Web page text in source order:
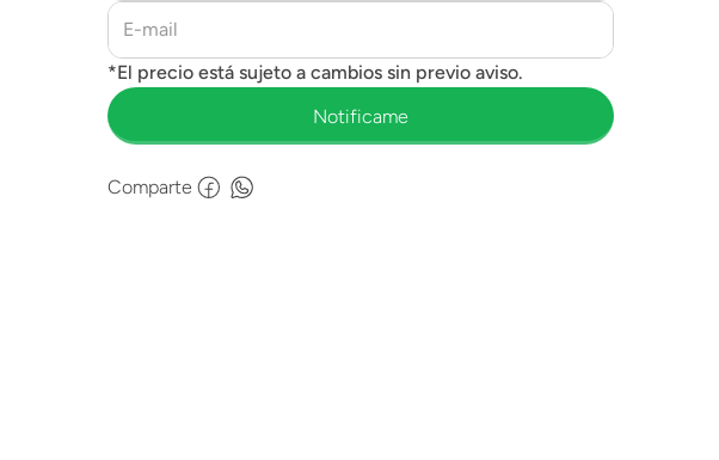
Comparte